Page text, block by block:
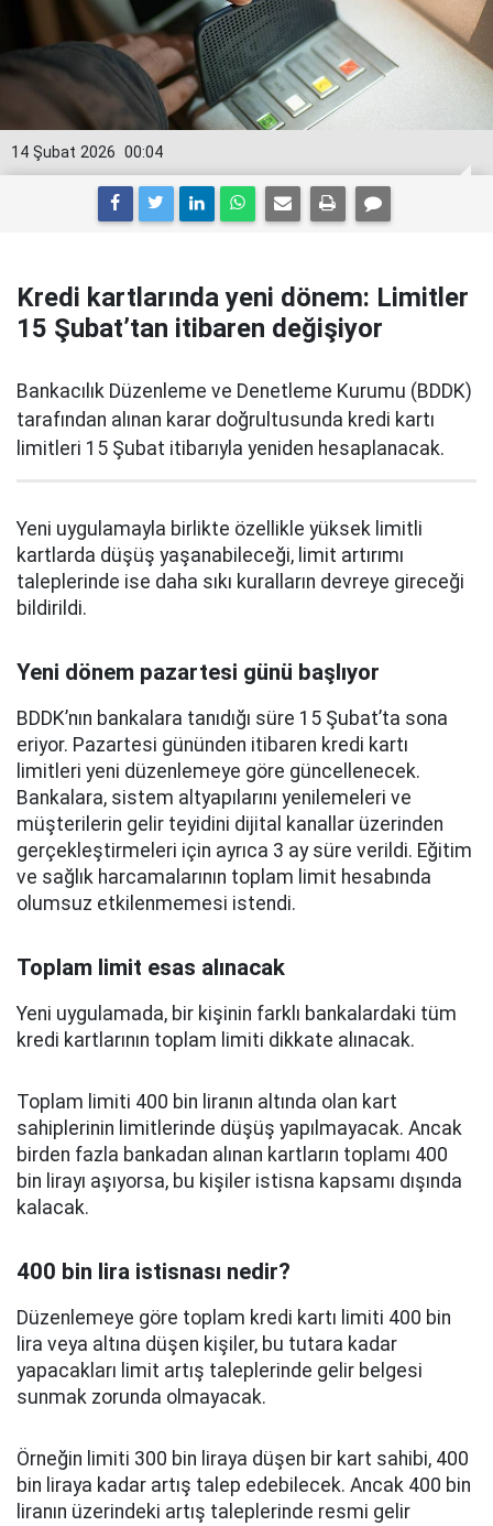
00:04
14 Şubat 2026
Kredi kartlarında yeni dönem: Limitler
15 Şubat’tan itibaren değişiyor
Bankacılık Düzenleme ve Denetleme Kurumu (BDDK)
tarafından alınan karar doğrultusunda kredi kartı
limitleri 15 Şubat itibarıyla yeniden hesaplanacak.
Yeni uygulamayla birlikte özellikle yüksek limitli
kartlarda düşüş yaşanabileceği, limit artırımı
taleplerinde ise daha sıkı kuralların devreye gireceği
bildirildi.
Yeni dönem pazartesi günü başlıyor
BDDK’nın bankalara tanıdığı süre 15 Şubat’ta sona
eriyor. Pazartesi gününden itibaren kredi kartı
limitleri yeni düzenlemeye göre güncellenecek.
Bankalara, sistem altyapılarını yenilemeleri ve
müşterilerin gelir teyidini dijital kanallar üzerinden
gerçekleştirmeleri için ayrıca 3 ay süre verildi. Eğitim
ve sağlık harcamalarının toplam limit hesabında
olumsuz etkilenmemesi istendi.
Toplam limit esas alınacak
Yeni uygulamada, bir kişinin farklı bankalardaki tüm
kredi kartlarının toplam limiti dikkate alınacak.
Toplam limiti 400 bin liranın altında olan kart
sahiplerinin limitlerinde düşüş yapılmayacak. Ancak
birden fazla bankadan alınan kartların toplamı 400
bin lirayı aşıyorsa, bu kişiler istisna kapsamı dışında
kalacak.
400 bin lira istisnası nedir?
Düzenlemeye göre toplam kredi kartı limiti 400 bin
lira veya altına düşen kişiler, bu tutara kadar
yapacakları limit artış taleplerinde gelir belgesi
sunmak zorunda olmayacak.
Örneğin limiti 300 bin liraya düşen bir kart sahibi, 400
bin liraya kadar artış talep edebilecek. Ancak 400 bin
liranın üzerindeki artış taleplerinde resmi gelir